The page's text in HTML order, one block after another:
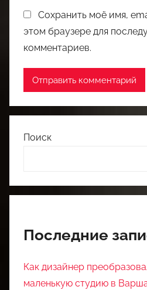
Сохранить моё имя,
этом браузере для
комментариев.
Поиск
Последние
Как дизайнер
маленькую студию в